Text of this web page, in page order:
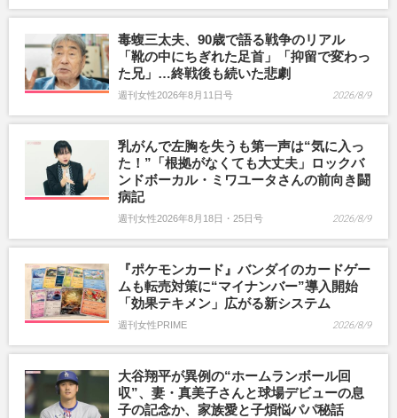
毒蝮三太夫、90歳で語る戦争のリアル
「靴の中にちぎれた足首」「抑留で変わっ
た兄」…終戦後も続いた悲劇
週刊女性2026年8月11日号 2026/8/9
乳がんで左胸を失うも第一声は“気に入っ
た！”「根拠がなくても大丈夫」ロックバ
ンドボーカル・ミワユータさんの前向き闘
病記
週刊女性2026年8月18日・25日号 2026/8/9
『ポケモンカード』バンダイのカードゲー
ムも転売対策に“マイナンバー”導入開始
「効果テキメン」広がる新システム
週刊女性PRIME 2026/8/9
大谷翔平が異例の“ホームランボール回
収”、妻・真美子さんと球場デビューの息
子の記念か、家族愛と子煩悩パパ秘話